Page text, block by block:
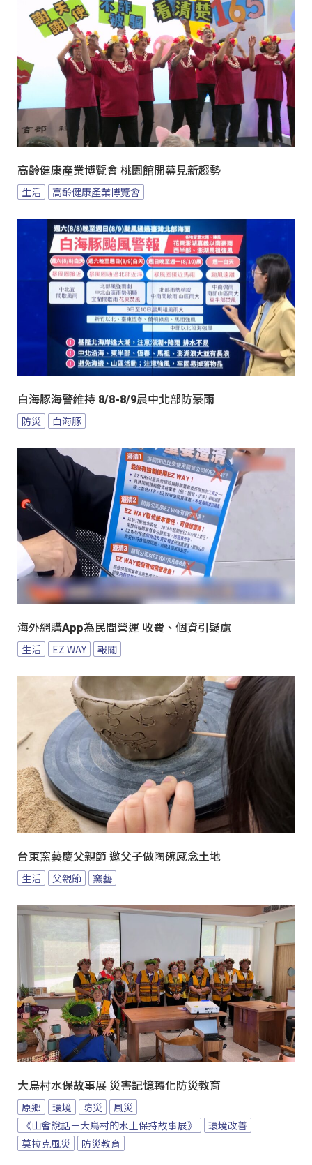
高齡健康產業博覽會 桃園館開幕見新趨勢
生活 高齡健康產業博覽會
白海豚海警維持 8/8-8/9晨中北部防豪雨
防災 白海豚
海外網購App為民間營運 收費、個資引疑慮
生活 EZ WAY 報關
台東窯藝慶父親節 邀父子做陶碗感念土地
生活 父親節 窯藝
大鳥村水保故事展 災害記憶轉化防災教育
原鄉 環境 防災
風災
《山會說話－大鳥村的水土保持故事展》
環境改善
莫拉克風災
防災教育